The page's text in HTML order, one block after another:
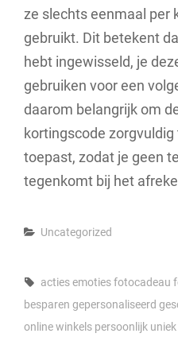
ze slechts eenmaal per
gebruikt. Dit betekent
hebt ingewisseld, je
gebruiken voor een
daarom belangrijk om
kortingscode
toepast, zodat je geen
tegenkomt bij het
Categories
Uncategorized
Tags,
actiesemotiesfotocadeau
besparen gepersonaliseerd
online winkels persoonlijk